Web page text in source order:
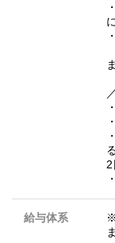
2
給与体系